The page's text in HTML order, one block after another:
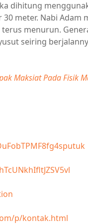
dihitung
meter. Nabi
menurun.
seiring
Maksiat Pada Fisik
p/kontak.html